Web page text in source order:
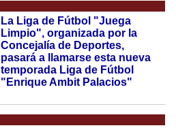
La Liga de Fútbol "Juega
Limpio", organizada por la
Concejalía de Deportes,
pasará a llamarse esta nueva
temporada Liga de Fútbol
"Enrique Ambit Palacios"